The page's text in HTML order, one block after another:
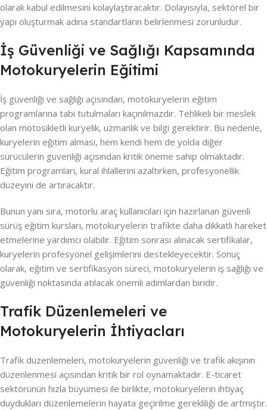
olarak kabul edilmesini kolaylaştıracaktır. Dolayısıyla, sektörel bir
yapı oluşturmak adına standartların belirlenmesi zorunludur.
İş Güvenliği ve Sağlığı Kapsamında
Motokuryelerin Eğitimi
İş güvenliği ve sağlığı açısından, motokuryelerin eğitim
programlarına tabi tutulmaları kaçınılmazdır. Tehlikeli bir meslek
olan motosikletli kuryelik, uzmanlık ve bilgi gerektirir. Bu nedenle,
kuryelerin eğitim alması, hem kendi hem de yolda diğer
sürücülerin güvenliği açısından kritik öneme sahip olmaktadır.
Eğitim programları, kural ihlallerini azaltırken, profesyonellik
düzeyini de artıracaktır.
Bunun yanı sıra, motorlu araç kullanıcıları için hazırlanan güvenli
sürüş eğitim kursları, motokuryelerin trafikte daha dikkatli hareket
etmelerine yardımcı olabilir. Eğitim sonrası alınacak sertifikalar,
kuryelerin profesyonel gelişimlerini destekleyecektir. Sonuç
olarak, eğitim ve sertifikasyon süreci, motokuryelerin iş sağlığı ve
güvenliği noktasında atılacak önemli adımlardan biridir.
Trafik Düzenlemeleri ve
Motokuryelerin İhtiyacları
Trafik düzenlemeleri, motokuryelerin güvenliği ve trafik akışının
düzenlenmesi açısından kritik bir rol oynamaktadır. E-ticaret
sektörünün hızla büyümesi ile birlikte, motokuryelerin ihtiyaç
duydukları düzenlemelerin hayata geçirilme gerekliliği de artmıştır.